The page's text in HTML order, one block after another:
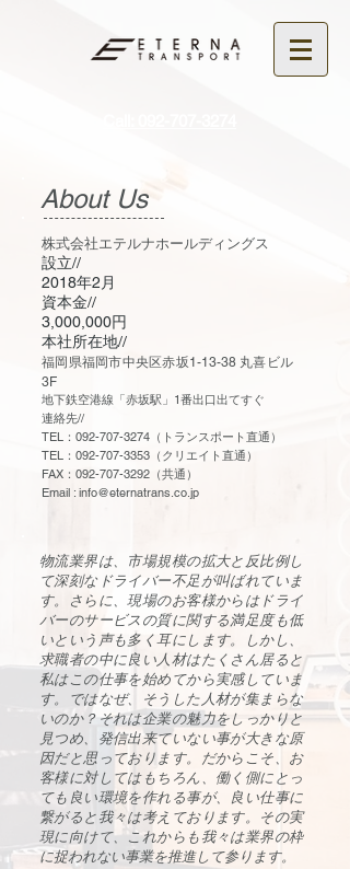
About Us
株式会社エテルナホールディングス
設立//
2018年2月
資本金//
3,000,000円
本社所在地//
福岡県福岡市中央区赤坂1-13-38 丸喜ビル
3F
地下鉄空港線「赤坂駅」1番出口出てすぐ
連絡先//
TEL：092-707-3274（トランスポート直通）
TEL：092-707-3353（クリエイト直通）
FAX：092-707-3292（共通）
Email : info@eternatrans.co.jp
物流業界は、市場規模の拡大と反比例し
て深刻なドライバー不足が叫ばれていま
す。さらに、現場のお客様からはドライ
バーのサービスの質に関する満足度も低
いという声も多く耳にします。しかし、
求職者の中に良い人材はたくさん居ると
私はこの仕事を始めてから実感していま
す。ではなぜ、そうした人材が集まらな
いのか？それは企業の魅力をしっかりと
見つめ、発信出来ていない事が大きな原
因だと思っております。だからこそ、お
客様に対してはもちろん、働く側にとっ
ても良い環境を作れる事が、良い仕事に
繋がると我々は考えております。その実
現に向けて、これからも我々は業界の枠
に捉われない事業を推進して参ります。